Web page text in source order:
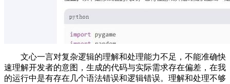
文心一言对复杂逻辑的理解和处理能力不足，不能准确快
速理解开发者的意图，生成的代码与实际需求存在偏差，在我
的运行中是有存在几个语法错误和逻辑错误。理解和处理不够